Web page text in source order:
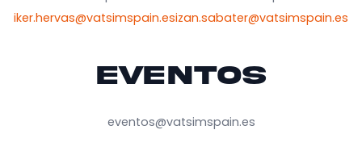
ventura.perez@vatsimspain.es